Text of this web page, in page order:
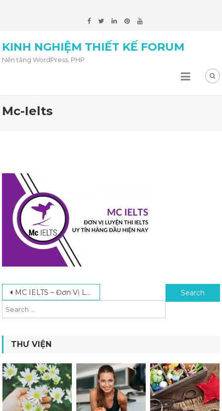
KINH NGHIỆM THIẾT KẾ FORUM
Nền tảng WordPress, PHP
Mc-Ielts
Post navigation
MC IELTS – Đơn Vị Luyện Thi IELTS Uy Tín Hàng Đầu Hiện Nay Search for:
THƯ VIỆN